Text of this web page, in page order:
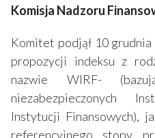
Komisja Nadzoru
Komitet podjął 10
propozycji indeksu z
nazwie WIRF-
niezabezpieczonych
Instytucji Finansowych),
referencyjnego stopy